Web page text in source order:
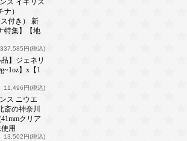
ス イギリス
）
ス付き） 新
特集】【地
337,585円(税込)
品】ジェネリ
】x【1
11,496円(税込)
ス ニウエ
斎の神奈川
クリア
用
13,502円(税込)